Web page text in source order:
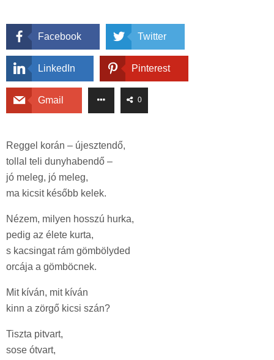
Facebook Twitter
LinkedIn Pinterest
Gmail 0
Reggel korán – újesztendő,
tollal teli dunyhabendő –
jó meleg, jó meleg,
ma kicsit később kelek.
Nézem, milyen hosszú hurka,
pedig az élete kurta,
s kacsingat rám gömbölyded
orcája a gömböcnek.
Mit kíván, mit kíván
kinn a zörgő kicsi szán?
Tiszta pitvart,
sose ótvart,